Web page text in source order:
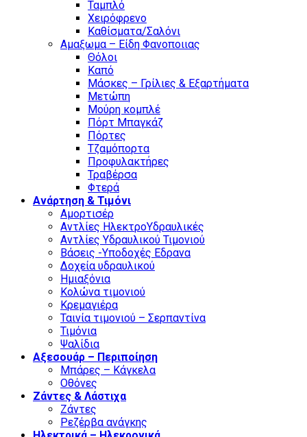
Ταμπλό
Χειρόφρενο
Καθίσματα/Σαλόνι
Αμαξωμα – Είδη Φανοποιιας
Θόλοι
Καπό
Μάσκες – Γρίλιες & Εξαρτήματα
Μετώπη
Μούρη κομπλέ
Πόρτ Μπαγκάζ
Πόρτες
Τζαμόπορτα
Προφυλακτήρες
Τραβέρσα
Φτερά
Ανάρτηση & Τιμόνι
Αμορτισέρ
Αντλίες ΗλεκτροΥδραυλικές
Αντλίες Υδραυλικού Τιμονιού
Βάσεις -Υποδοχές Εδρανα
Δοχεία υδραυλικού
Ημιαξόνια
Κολώνα τιμονιού
Κρεμαγιέρα
Ταινία τιμονιού – Σερπαντίνα
Τιμόνια
Ψαλίδια
Αξεσουάρ – Περιποίηση
Μπάρες – Κάγκελα
Οθόνες
Ζάντες & Λάστιχα
Ζάντες
Ρεζέρβα ανάγκης